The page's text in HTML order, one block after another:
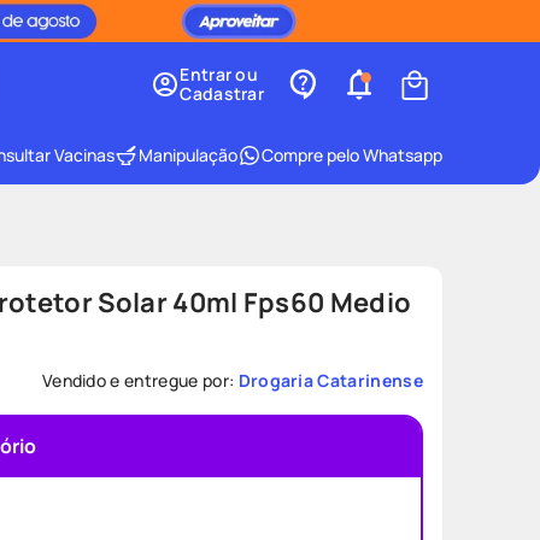
Entrar ou
Cadastrar
Vacinas Manipulação Compre pelo Whatsapp
Solar 40ml Fps60 Medio
Vendido e entregue por: Drogaria Catarinense